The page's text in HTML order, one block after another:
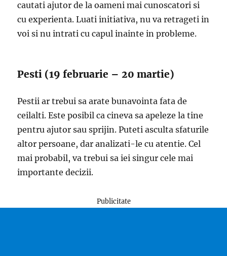
cautati ajutor de la oameni mai cunoscatori si
cu experienta. Luati initiativa, nu va retrageti in
voi si nu intrati cu capul inainte in probleme.
Pesti (19 februarie – 20 martie)
Pestii ar trebui sa arate bunavointa fata de
ceilalti. Este posibil ca cineva sa apeleze la tine
pentru ajutor sau sprijin. Puteti asculta sfaturile
altor persoane, dar analizati-le cu atentie. Cel
mai probabil, va trebui sa iei singur cele mai
importante decizii.
Publicitate